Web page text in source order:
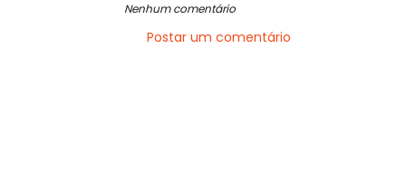
Nenhum comentário
Postar um comentário